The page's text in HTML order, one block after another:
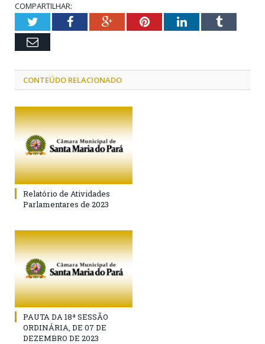
COMPARTILHAR:
TwitterFacebookGoogle+PinterestLinkedInTumblr
Email
CONTEÚDO RELACIONADO
Relatório de Atividades
Parlamentares de 2023
PAUTA DA 18ª SESSÃO
ORDINÁRIA, DE 07 DE
DEZEMBRO DE 2023